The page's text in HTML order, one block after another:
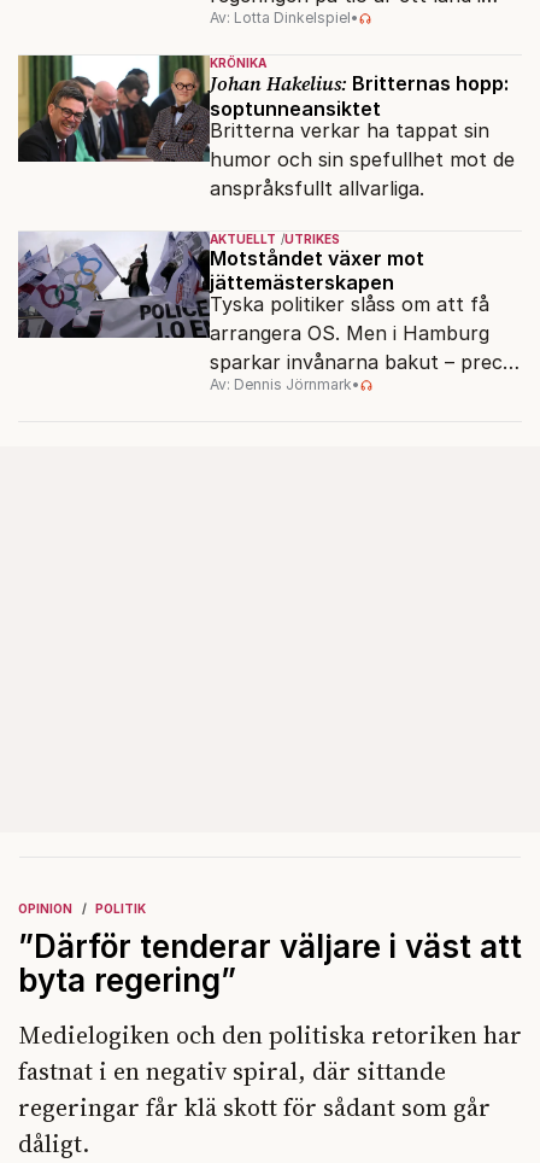
politiskt och ekonomiskt kaos.
Av: Lotta Dinkelspiel•
KRÖNIKA
Johan Hakelius: Britternas hopp:
soptunneansiktet
Britterna verkar ha tappat sin
humor och sin spefullhet mot de
anspråksfullt allvarliga.
AKTUELLT UTRIKES
Motståndet växer mot
jättemästerskapen
Tyska politiker slåss om att få
arrangera OS. Men i Hamburg
sparkar invånarna bakut – precis
som de gjort tidigare i Paris,
Av: Dennis Jörnmark•
OPINION POLITIK
”Därför tenderar väljare i väst att
byta regering”
Medielogiken och den politiska retoriken har
fastnat i en negativ spiral, där sittande
regeringar får klä skott för sådant som går
dåligt.